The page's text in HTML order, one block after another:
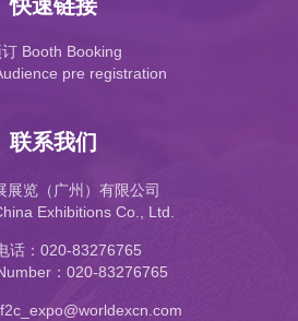
快速链接
订 Booth Booking
pre registration
联系我们
展览（广州）有限公司
Exhibitions Co., Ltd.
话：020-83276765
：020-83276765